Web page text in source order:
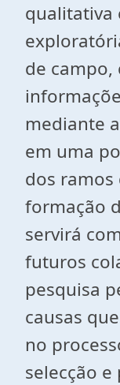
qualitativa
de campo,
mediante
em uma
dos
formação
servirá
futuros
pesquisa
causas
no
selecção